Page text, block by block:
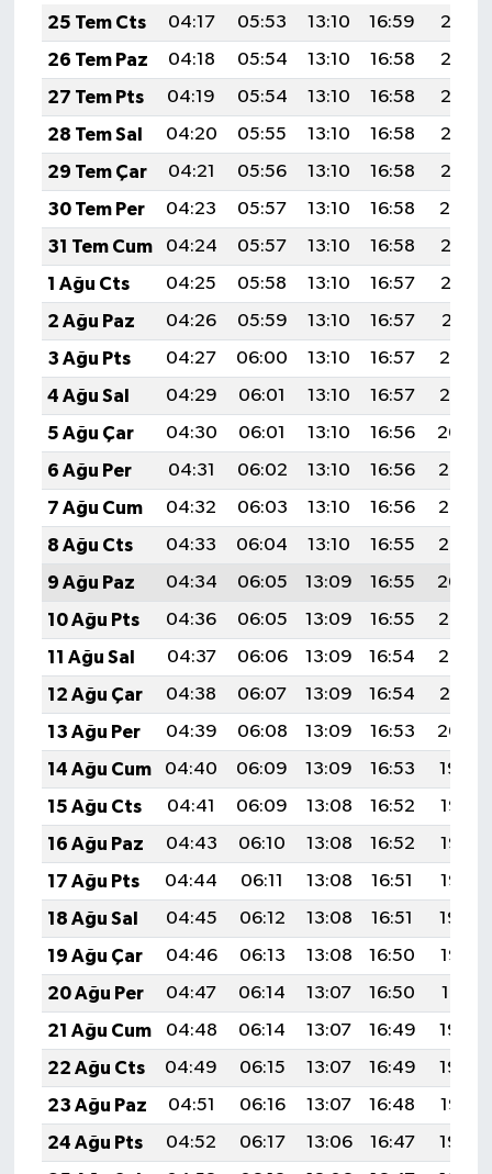
25 Tem Cts
04:17 05:53 13:10 16:59
20:18
26 Tem Paz
04:18 05:54 13:10 16:58
20:17
27 Tem Pts
04:19 05:54 13:10 16:58
20:17
28 Tem Sal
04:20 05:55 13:10 16:58
20:16
29 Tem Çar
04:21 05:56 13:10 16:58
20:15
30 Tem Per
04:23 05:57 13:10 16:58
20:14
31 Tem Cum
04:24 05:57 13:10 16:58
20:13
1 Ağu Cts
04:25 05:58 13:10 16:57
20:12
2 Ağu Paz
04:26 05:59 13:10 16:57
20:11
3 Ağu Pts
04:27 06:00 13:10 16:57
20:10
4 Ağu Sal
04:29 06:01 13:10 16:57
20:10
5 Ağu Çar
04:30 06:01 13:10 16:56
20:09
6 Ağu Per
04:31 06:02 13:10 16:56
20:08
7 Ağu Cum
04:32 06:03 13:10 16:56
20:06
8 Ağu Cts
04:33 06:04 13:10 16:55
20:05
9 Ağu Paz
04:34 06:05 13:09 16:55
20:04
10 Ağu Pts
04:36 06:05 13:09 16:55
20:03
11 Ağu Sal
04:37 06:06 13:09 16:54
20:02
12 Ağu Çar
04:38 06:07 13:09 16:54
20:01
13 Ağu Per
04:39 06:08 13:09 16:53
20:00
14 Ağu Cum
04:40 06:09 13:09 16:53
19:59
15 Ağu Cts
04:41 06:09 13:08 16:52
19:58
16 Ağu Paz
04:43 06:10 13:08 16:52
19:56
17 Ağu Pts
04:44 06:11 13:08 16:51
19:55
18 Ağu Sal
04:45 06:12 13:08 16:51
19:54
19 Ağu Çar
04:46 06:13 13:08 16:50
19:53
20 Ağu Per
04:47 06:14 13:07 16:50
19:51
21 Ağu Cum
04:48 06:14 13:07 16:49
19:50
22 Ağu Cts
04:49 06:15 13:07 16:49
19:49
23 Ağu Paz
04:51 06:16 13:07 16:48
19:47
24 Ağu Pts
04:52 06:17 13:06 16:47
19:46